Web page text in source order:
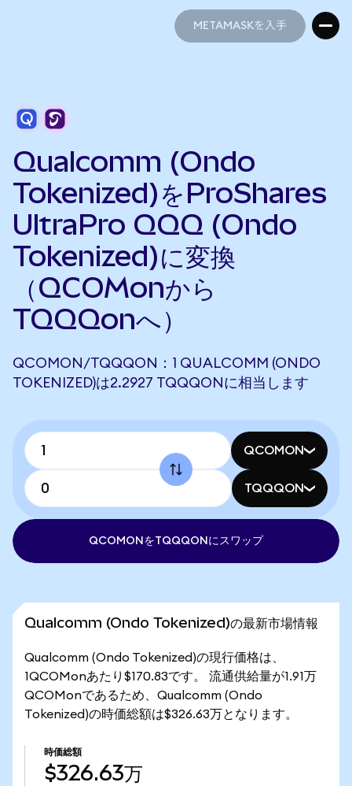
METAMASKを入手
Qualcomm (Ondo
Tokenized)をProShares
UltraPro QQQ (Ondo
Tokenized)に変換
（QCOMonから
TQQQonへ）
QCOMON/TQQQON：1 QUALCOMM (ONDO
TOKENIZED)は2.2927 TQQQONに相当します
QCOMON
TQQQON
QCOMONをTQQQONにスワップ
Qualcomm (Ondo Tokenized)の最新市場情報
Qualcomm (Ondo Tokenized)の現行価格は、
1QCOMonあたり$170.83です。 流通供給量が1.91万
QCOMonであるため、Qualcomm (Ondo
Tokenized)の時価総額は$326.63万となります。
時価総額
$326.63万